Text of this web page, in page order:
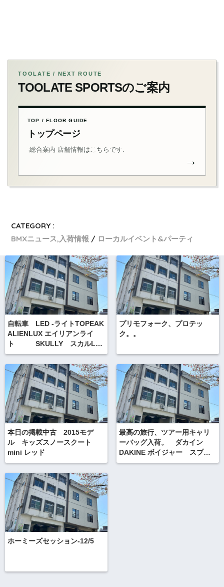
TOOLATE / NEXT ROUTE
TOOLATE SPORTSのご案内
TOP / FLOOR GUIDE
トップページ
-総合案内 店舗情報はこちらです.
→
CATEGORY :
BMXニュース,入荷情報
ローカルイベント&パーティ
自転車 LED -ライトTOPEAK
ALIENLUX エイリアンライ
ト SKULLY スカルLED
ライト
プリモフォーク、プロテッ
ク。。
本日の掲載中古 2015モデ
ル キッズスノースクート
mini レッド
最高の旅行、ツアー用キャリ
ーバッグ入荷。 ダカイン
DAKINE ボイジャー スプリ
ットローラー
ホーミーズセッション-12/5